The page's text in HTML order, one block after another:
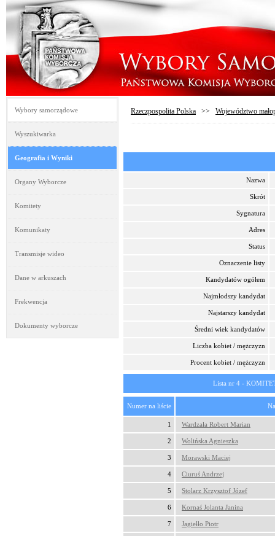
Wybory samorządowe
Wyszukiwarka
Geografia i Wyniki
Organy Wyborcze
Komitety
Komunikaty
Transmisje wideo
Dane w arkuszach
Frekwencja
Dokumenty wyborcze
Rzeczpospolita Polska >> Województwo
Nazwa
Skrót
Sygnatura
Adres
Status
Oznaczenie listy
Kandydatów ogółem
Najmłodszy kandydat
Najstarszy kandydat
Średni wiek kandydatów
Liczba kobiet / mężczyzn
Procent kobiet / mężczyzn
Lista nr 4 -
Numer na liście
1 Wardzała Robert Marian
2 Wolińska Agnieszka
3 Morawski Maciej
4 Ciuruś Andrzej
5 Stolarz Krzysztof Józef
6 Kornaś Jolanta Janina
7 Jagiełło Piotr